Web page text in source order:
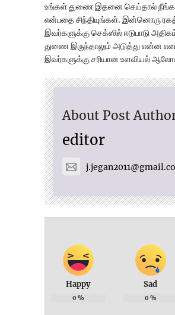
உங்கள் துணை இதனை செய்தால்
என்பதை சிந்தியுங்கள். இன்னொரு
இவர்களுக்கு செக்ஸில் ஈடுபாடு
துணை இருந்தாலும் அடுத்து என்ன
இவர்களுக்கு சரியான உளவியல்
About Post
editor
Happy
0 %
Sad
0 %